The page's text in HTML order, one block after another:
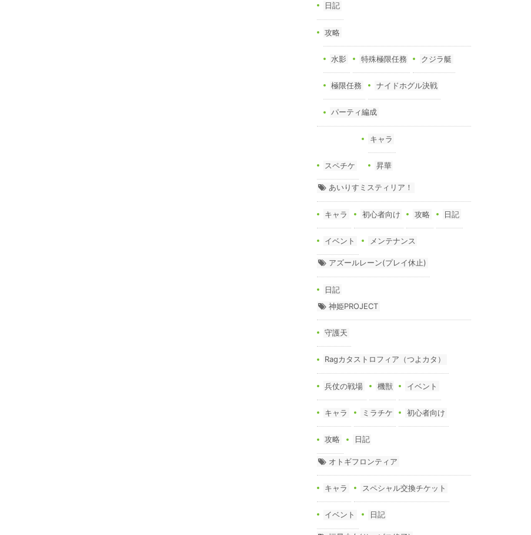
日記
攻略
水影 特殊極限任務 クジラ艇
極限任務 ナイドホグル決戦
パーティ編成
スペチケ
キャラ
昇華
あいりすミスティリア！
キャラ 初心者向け 攻略 日記
イベント メンテナンス
アズールレーン(プレイ休止)
日記
神姫PROJECT
守護天
Ragカタストロフィア（つよカタ）
兵仗の戦場 機獣 イベント
キャラ ミラチケ 初心者向け
攻略 日記
オトギフロンティア
キャラ スペシャル交換チケット
イベント 日記